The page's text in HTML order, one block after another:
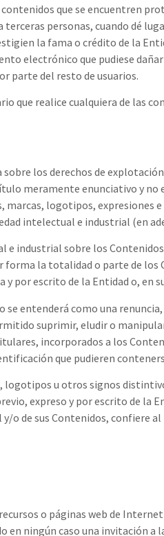
que se encuentren
personas, cuando dé
la fama o crédito de la
electrónico que pudiese
parte del resto de usuarios.
que realice cualquiera de las
los derechos de
meramente enunciativo y no
marcas, logotipos,
intelectual e industrial (en
e industrial sobre los
la totalidad o parte de
por escrito de la Entidad o, en
se entenderá como una
suprimir, eludir o
incorporados a los
que pudieren
u otros signos
expreso y por escrito de la
o de sus Contenidos, confiere
o páginas web de
ningún caso una invitación a